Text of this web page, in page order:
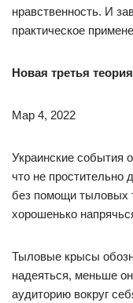
нравственность. И
практическое
Новая третья
Мар 4, 2022
Украинские события
что не
без помощи тыловых
хорошенько
Тыловые крысы
надеяться, меньше
аудиторию вокруг